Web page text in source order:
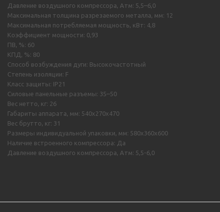
Давление воздушного компрессора, Атм: 5,5–6,0
Максимальная толщина разрезаемого металла, мм: 12
Максимальная потребляемая мощность, кВт: 4,8
Коэффициент мощности: 0,93
ПВ, %: 60
КПД, %: 80
Способ возбуждения дуги: Высокочастотный
Степень изоляции: F
Класс защиты: IP21
Силовые панельные разъемы: 35–50
Вес нетто, кг: 26
Габариты аппарата, мм: 540х270х470
Вес брутто, кг: 31
Размеры индивидуальной упаковки, мм: 580х360х600
Наличие встроенного компрессора: Да
Давление воздушного компрессора, Атм: 5,5-6,0